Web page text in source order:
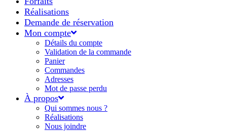
Réalisations
Demande de réservation
Mon compte
Détails du compte
Validation de la commande
Panier
Commandes
Adresses
Mot de passe perdu
À propos
Qui sommes nous ?
Réalisations
Nous joindre